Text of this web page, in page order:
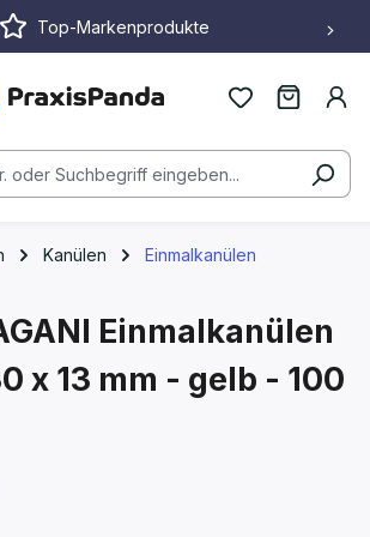
springen
Top-Markenprodukte
Kanülen Einmalkanülen
Einmalkanülen
x 13 mm - gelb - 100